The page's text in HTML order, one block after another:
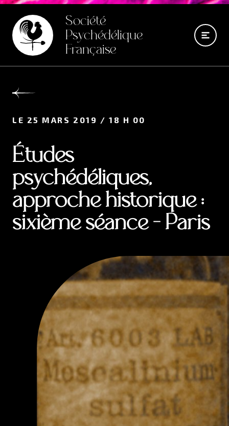
Société
Psychédélique
Française
LE 25 MARS 2019 / 18 H 00
Études
psychédéliques,
approche historique :
sixième séance - Paris